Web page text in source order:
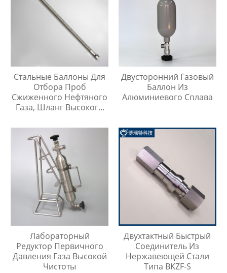
Стальные Баллоны Для
Отбора Проб
Сжиженного Нефтяного
Газа, Шланг Высокого
Метр
Двусторонний Газовый
Баллон Из
Алюминиевого Сплава
Лабораторный
Редуктор Первичного
Давления Газа Высокой
Чистоты
Двухтактный Быстрый
Соединитель Из
Нержавеющей Стали
Типа BKZF-S